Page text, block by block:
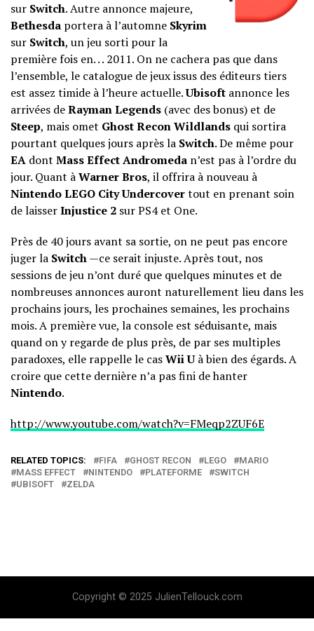
sur Switch. Autre annonce majeure,
Bethesda portera à l’automne Skyrim
sur Switch, un jeu sorti pour la
première fois en. . . 2011. On ne cachera pas que dans
l’ensemble, le catalogue de jeux issus des éditeurs tiers
est assez timide à l’heure actuelle.Ubisoft annonce les
arrivées deRayman Legends (avec des bonus) et de
Steep, mais omet Ghost Recon Wildlands qui sortira
pourtant quelques jours après la Switch. De même pour
EA dont Mass Effect Andromeda n’est pas à l’ordre du
jour. Quant àWarner Bros, il offrira à nouveau à
NintendoLEGO City Undercovertout en prenant soin
de laisserInjustice 2 sur PS4 et One.
Près de 40 jours avant sa sortie, on ne peut pas encore
juger la Switch—ce serait injuste. Après tout, nos
sessions de jeu n’ont duré que quelques minutes et de
nombreuses annonces auront naturellement lieu dans les
prochains jours, les prochaines semaines, les prochains
mois. A première vue, la console est séduisante, mais
quand on y regarde de plus près, de par ses multiples
paradoxes, elle rappelle le casWii Uà bien des égards. A
croire que cette dernière n’a pas fini de hanter
Nintendo.
http://www.youtube.com/watch?v=FMeqp2ZUF6E
RELATED TOPICS: FIFA GHOST RECON LEGO
MARIO
MASS EFFECT
NINTENDO PLATEFORME
SWITCH
UBISOFT
ZELDA
Copyright © 2025 JulienTellouck.com